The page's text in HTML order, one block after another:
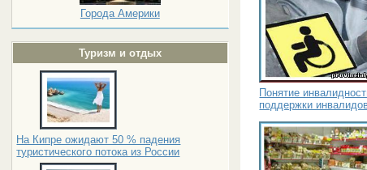
Города Америки
Туризм и отдых
На Кипре ожидают 50 % падения
туристического потока из России
Понятие
поддержки